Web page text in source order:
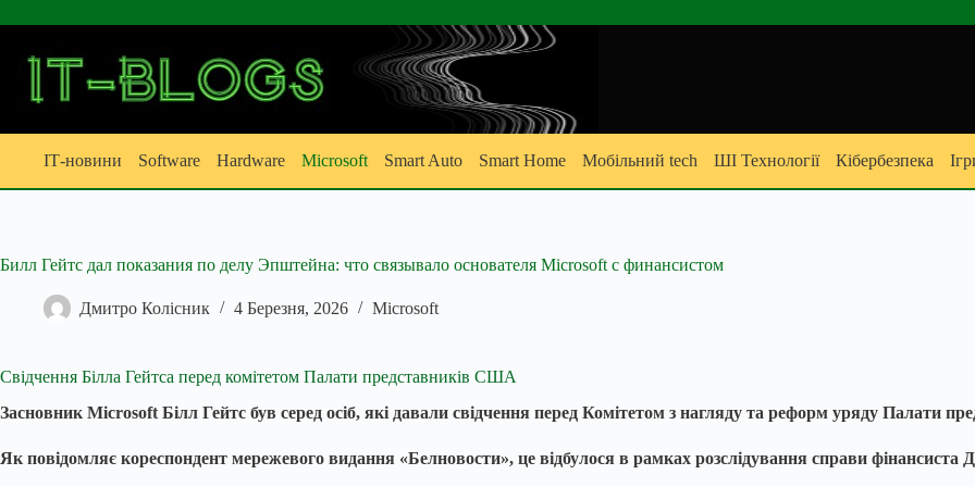
до
ІТ-новини Software Hardware Microsoft Smart Auto Smart Home Мобільний tech ШІ Технології Кібербезпека
Билл Гейтс дал показания по делу Эпштейна: что связывало основателя Microsoft с финансистом
Дмитро Колісник 4 Березня, 2026 Microsoft
Свідчення Білла Гейтса перед комітетом Палати представників США
Засновник Microsoft Білл Гейтс був серед осіб, які давали свідчення перед Комітетом з нагляду та реформ уряду Палати
Як повідомляє кореспондент мережевого видання «Белновости», це відбулося в рамках розслідування справи